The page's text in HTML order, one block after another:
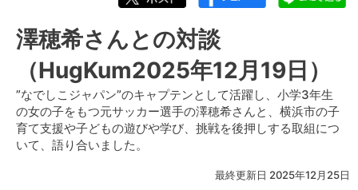
澤穂希さんとの対談（HugKum2025年12月19日）
澤穂希さんとの対談
（HugKum2025年12月19日）
”なでしこジャパン”のキャプテンとして活躍し、小学3年生
の女の子をもつ元サッカー選手の澤穂希さんと、横浜市の子
育て支援や子どもの遊びや学び、挑戦を後押しする取組につ
いて、語り合いました。
最終更新日 2025年12月25日